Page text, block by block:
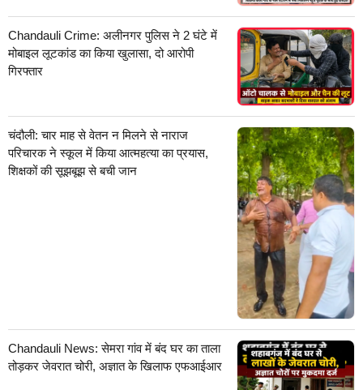
Chandauli Crime: अलीनगर पुलिस ने 2 घंटे में
मोबाइल लूटकांड का किया खुलासा, दो आरोपी
गिरफ्तार
चंदौली: चार माह से वेतन न मिलने से नाराज
परिचारक ने स्कूल में किया आत्महत्या का प्रयास,
शिक्षकों की सूझबूझ से बची जान
Chandauli News: सेमरा गांव में बंद घर का ताला
तोड़कर जेवरात चोरी, अज्ञात के खिलाफ एफआईआर